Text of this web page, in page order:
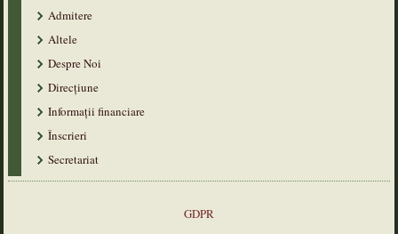
Admitere
Altele
Despre Noi
Direcțiune
Informații financiare
Înscrieri
Secretariat
GDPR